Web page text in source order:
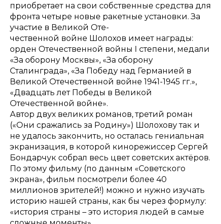
приобретает на свои собственные средства для
фронта четыре новые ракетные установки. За
участие в Великой Оте-
чественной войне Шолохов имеет награды:
орден Отечественной войны I степени, медали
«За оборону Москвы», «За оборону
Сталинграда», «За Победу над Германией в
Великой Отечественной войне 1941-1945 гг.»,
«Двадцать лет Победы в Великой
Отечественной войне».
Автор двух великих романов, третий роман
(«Они сражались за Родину») Шолохову так и
не удалось закончить, но осталась гениальная
экранизация, в которой кинорежиссер Сергей
Бондарчук собрал весь цвет советских актёров.
По этому фильму (по данным «Советского
экрана», фильм посмотрели более 40
миллионов зрителей!) можно и нужно изучать
историю нашей страны, как бы через формулу:
«история страны – это история людей в самые